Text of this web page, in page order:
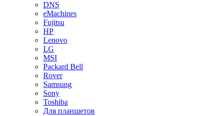
DNS
eMachines
Fujitsu
HP
Lenovo
LG
MSI
Packard Bell
Rover
Samsung
Sony
Toshiba
Для планшетов